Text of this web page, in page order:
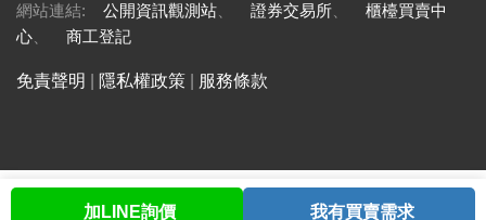
股票查詢 與我聯繫 會員中心
網站連結: 公開資訊觀測站 證券交易所
櫃檯買賣中
心
商工登記
免責聲明 隱私權政策 服務條款
加LINE詢價 我有買賣需求